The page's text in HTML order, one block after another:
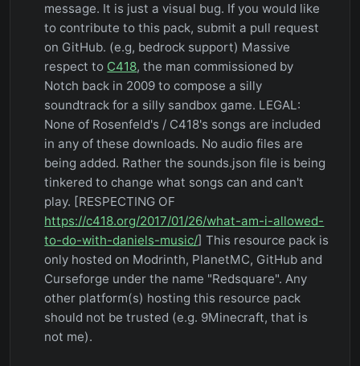
message. It is just a visual bug. If you would like
to contribute to this pack, submit a pull request
on GitHub. (e.g, bedrock support) Massive
respect to C418, the man commissioned by
Notch back in 2009 to compose a silly
soundtrack for a silly sandbox game. LEGAL:
None of Rosenfeld's / C418's songs are included
in any of these downloads. No audio files are
being added. Rather the sounds.json file is being
tinkered to change what songs can and can't
play. [RESPECTING OF
https://c418.org/2017/01/26/what-am-i-allowed-
to-do-with-daniels-music/] This resource pack is
only hosted on Modrinth, PlanetMC, GitHub and
Curseforge under the name "Redsquare". Any
other platform(s) hosting this resource pack
should not be trusted (e.g. 9Minecraft, that is
not me).